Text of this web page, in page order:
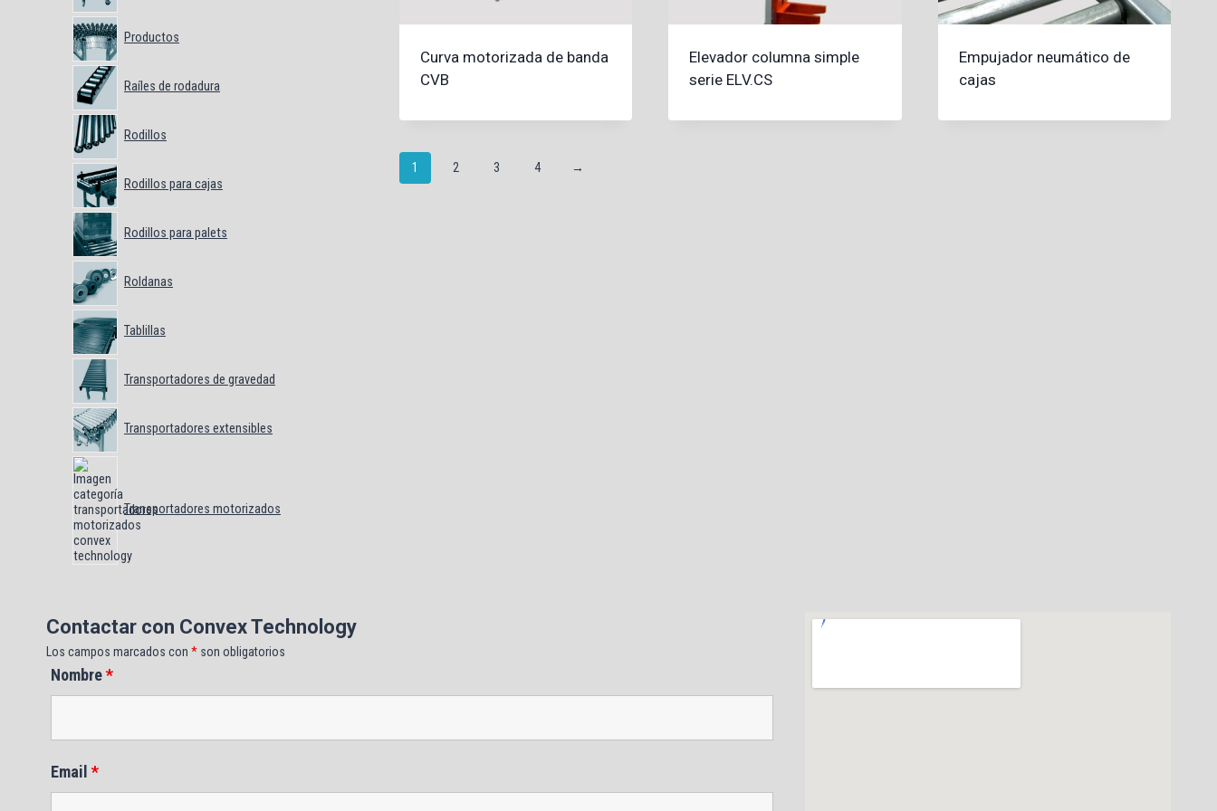
Curva motorizada de banda
CVB
Elevador columna simple
serie ELV.CS
Empujador neumático de
cajas
1 2 3 4 →
Productos
Raíles de rodadura
Rodillos
Rodillos para cajas
Rodillos para palets
Roldanas
Tablillas
Transportadores de gravedad
Transportadores extensibles
Transportadores motorizados
Contactar con Convex Technology
Los campos marcados con * son obligatorios
Nombre*
Email *